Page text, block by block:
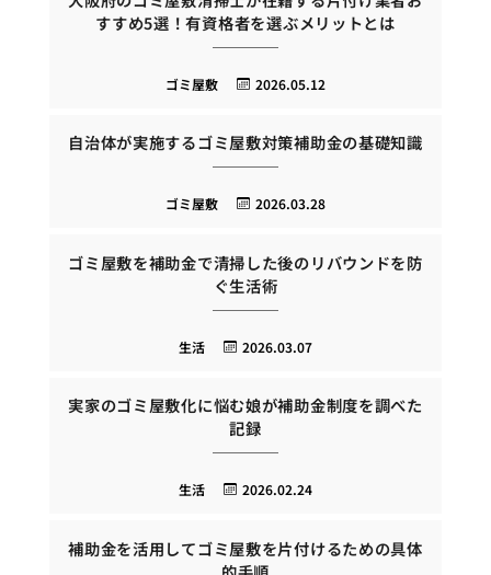
すすめ5選！有資格者を選ぶメリットとは
2026.05.12
ゴミ屋敷
自治体が実施するゴミ屋敷対策補助金の基礎知識
2026.03.28
ゴミ屋敷
ゴミ屋敷を補助金で清掃した後のリバウンドを防
ぐ生活術
2026.03.07
生活
実家のゴミ屋敷化に悩む娘が補助金制度を調べた
記録
2026.02.24
生活
補助金を活用してゴミ屋敷を片付けるための具体